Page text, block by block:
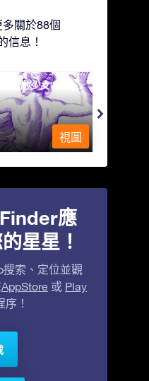
多關於88個
信息！
著的少女
視圖
應
星星！
搜索、定位並觀
AppStore 或 Play
！